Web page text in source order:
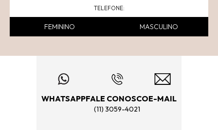
FEMININO MASCULINO
WHATSAPPFALE CONOSCO
(11) 3059-4021
E-MAIL